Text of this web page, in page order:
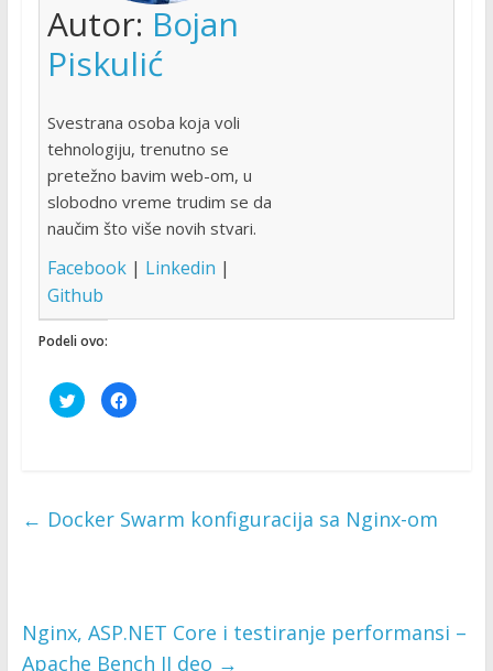
Autor: Bojan
Piskulić
Svestrana osoba koja voli
tehnologiju, trenutno se
pretežno bavim web-om, u
slobodno vreme trudim se da
naučim što više novih stvari.
Facebook | Linkedin |
Github
Podeli ovo:
C
l
a
r
t
e
r
C
l
a
r
b
o
← Docker Swarm konfiguracija sa Nginx-om
Nginx, ASP.NET Core i testiranje performansi –
Apache Bench II deo →